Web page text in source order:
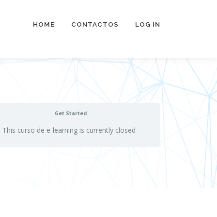
HOME CONTACTOS LOG IN
Get Started
This curso de e-learning is currently closed